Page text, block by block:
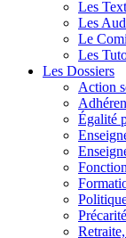
Les
Les
Le
Les
Les Dossiers
Action
Égalité
Précarité